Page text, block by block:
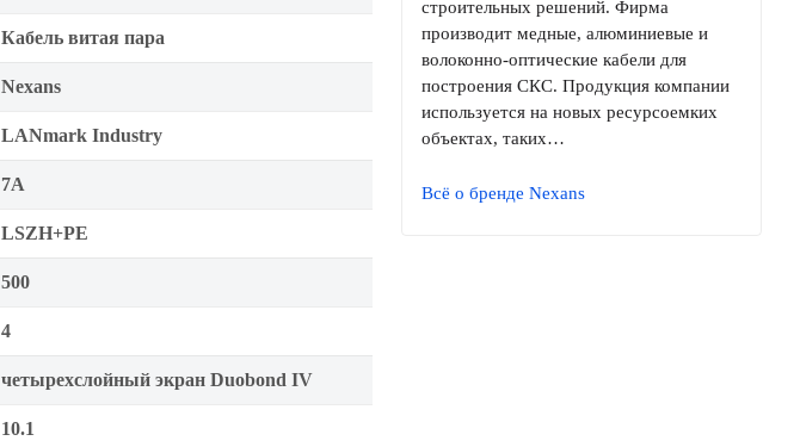
Кабель витая пара
Nexans
LANmark Industry
7A
LSZH+PE
500
4
четырехслойный экран Duobond IV
10.1
строительных решений. Фирма
производит медные, алюминиевые и
волоконно-оптические кабели для
построения СКС. Продукция компании
используется на новых ресурсоемких
объектах, таких…
Всё о бренде Nexans